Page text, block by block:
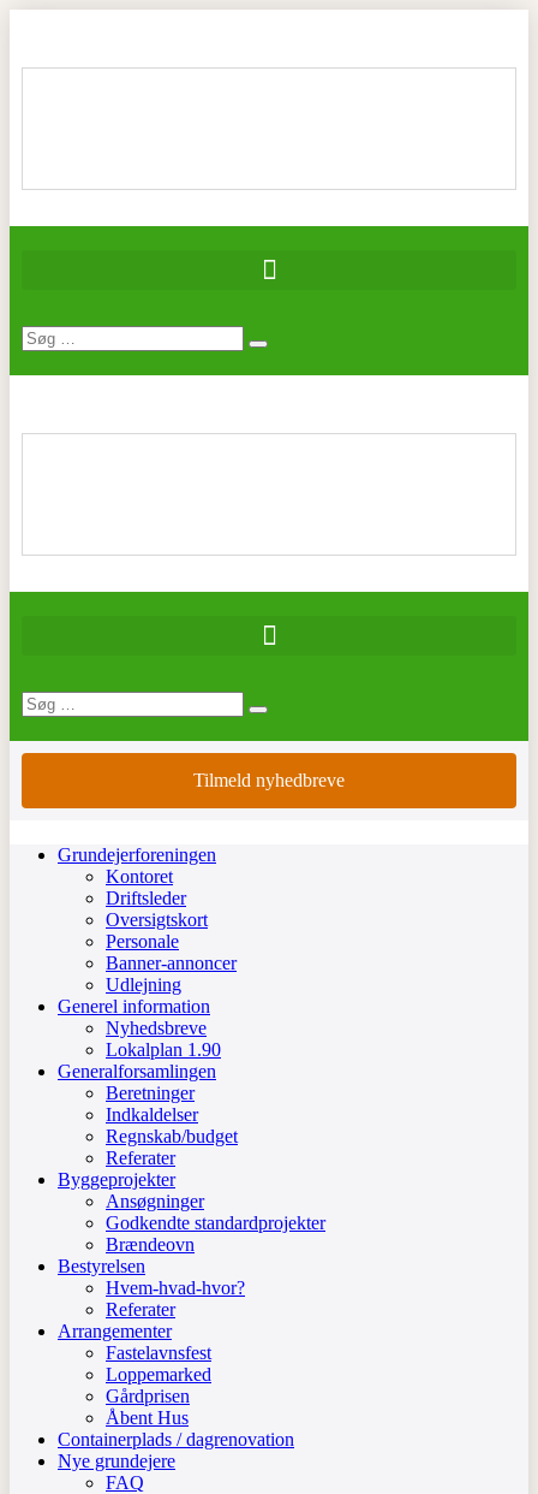
Tilmeld nyhedbreve
Grundejerforeningen
Kontoret
Driftsleder
Oversigtskort
Personale
Banner-annoncer
Udlejning
Generel information
Nyhedsbreve
Lokalplan 1.90
Generalforsamlingen
Beretninger
Indkaldelser
Regnskab/budget
Referater
Byggeprojekter
Ansøgninger
Godkendte standardprojekter
Brændeovn
Bestyrelsen
Hvem-hvad-hvor?
Referater
Arrangementer
Fastelavnsfest
Loppemarked
Gårdprisen
Åbent Hus
Containerplads / dagrenovation
Nye grundejere
FAQ